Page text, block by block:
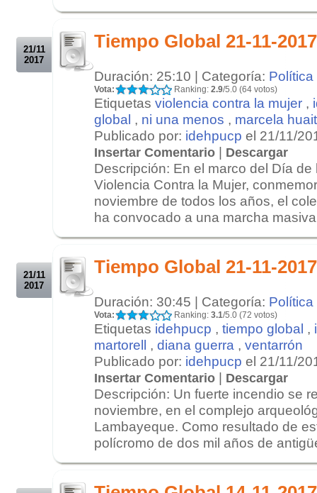
21/11
2017
Tiempo Global 21-11-
Duración: 25:10 | Categoría: Política
Vota: Ranking: 2.9/5.0 (64 votos)
Etiquetas violencia contra la mujer ,
global , ni una menos , marcela
Publicado por: idehpucp el 21/11/
Insertar Comentario | Descargar
Descripción: En el marco del Día
Violencia Contra la Mujer,
noviembre de todos los años, el
ha convocado a una marcha
21/11
2017
Tiempo Global 21-11-
Duración: 30:45 | Categoría: Política
Vota: Ranking: 3.1/5.0 (72 votos)
Etiquetas idehpucp , tiempo global ,
martorell , diana guerra , ventarrón
Publicado por: idehpucp el 21/11/
Insertar Comentario | Descargar
Descripción: Un fuerte incendio se
noviembre, en el complejo
Lambayeque. Como resultado de
polícromo de dos mil años de